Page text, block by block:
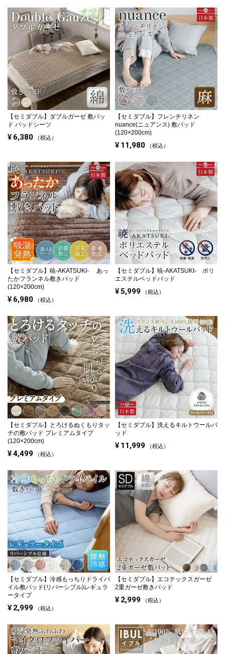
【セミダブル】 ダブルガーゼ 敷パッ
ド パッドシーツ
¥ 6,380 税込
【セミダブル】 フレンチリネン
nuance(ニュアンス) 敷パッド
(120×200cm)
¥ 11,980 税込
【セミダブル】 暁-AKATSUKI- あっ
たかフランネル敷きパッド
(120×200cm)
¥ 6,980 税込
【セミダブル】 暁-AKATSUKI- ポリ
エステルベッドパッド
¥5,999 税込
【セミダブル】
とろけるぬくもりタッ
チの敷パッド プレミアムタイプ
(120×200cm)
¥4,499 税込
【セミダブル】 洗えるキルトウールパ
ッド
¥ 11,999 税込
【セミダブル】 冷感もっちりドライパ
イル敷パッド(リバーシブル)レギュラ
ータイプ
¥ 2,999 税込
【セミダブル】 エコテックスガーゼ
2重ガーゼ敷きパッド
¥ 2,999 税込